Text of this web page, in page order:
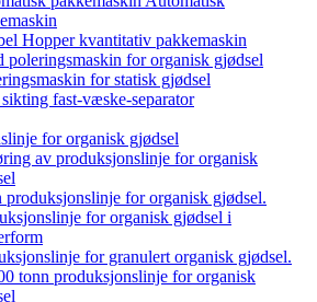
Hopper kvantitativ pakkemaskin
poleringsmaskin for organisk gjødsel
for statisk gjødsel
fast-væske-separator
for organisk gjødsel
av produksjonslinje for organisk
produksjonslinje for organisk gjødsel.
for organisk gjødsel i
for granulert organisk gjødsel.
tonn produksjonslinje for organisk